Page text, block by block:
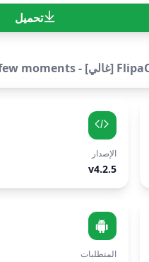
تحميل
الإصدار
v4.2.5
المتطلبات